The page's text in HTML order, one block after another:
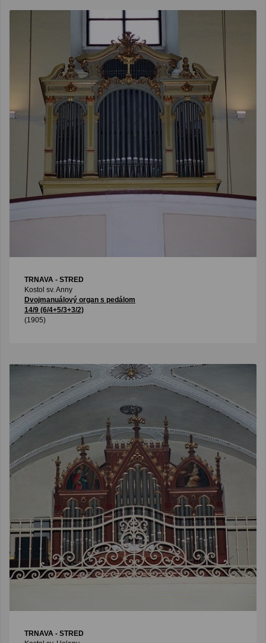
TRNAVA - STRED
Kostol sv. Anny
Dvojmanuálový organ s pedálom
14/9 (6/4+5/3+3/2)
(1905)
TRNAVA - STRED